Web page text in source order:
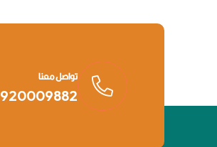
تواصل معنا
920009882